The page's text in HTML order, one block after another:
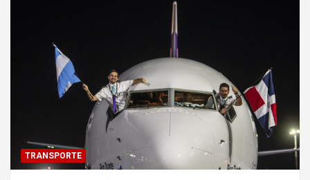
TRANSPORTE